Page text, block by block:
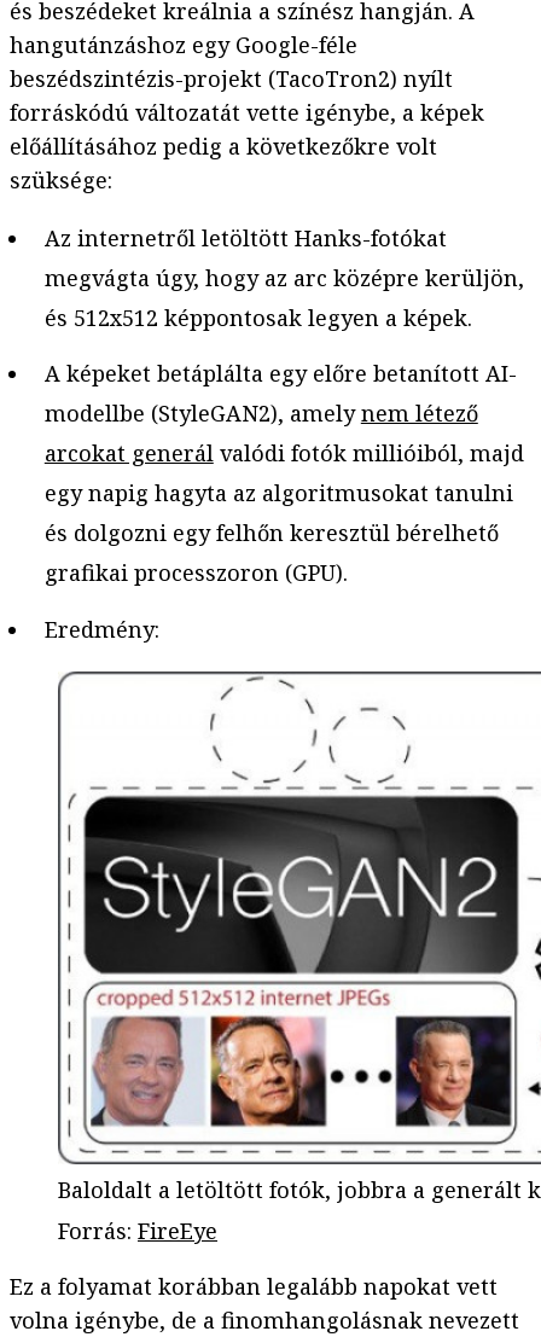
és beszédeket kreálnia a színész hangján. A
hangutánzáshoz egy Google-féle
beszédszintézis-projekt (TacoTron2) nyílt
forráskódú változatát vette igénybe, a képek
előállításához pedig a következőkre volt
szüksége:
Az internetről letöltött Hanks-fotókat
megvágta úgy, hogy az arc középre kerüljön,
és 512x512 képpontosak legyen a képek.
A képeket betáplálta egy előre betanított AI-
modellbe (StyleGAN2), amelynem létező
arcokat generálvalódi fotók millióiból, majd
egy napig hagyta az algoritmusokat tanulni
és dolgozni egy felhőn keresztül bérelhető
grafikai processzoron (GPU).
Eredmény:
Baloldalt a letöltött fotók, jobbra a generált
Forrás: FireEye
Ez a folyamat korábban legalább napokat vett
volna igénybe, de a finomhangolásnak nevezett